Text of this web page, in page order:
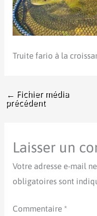
Truite fario à la
←
Fichier média
précédent
Laisser un
Votre adresse e-mail
obligatoires sont
Commentaire *